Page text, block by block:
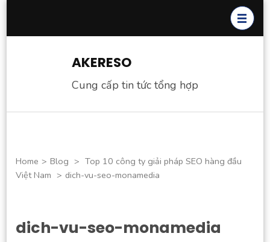
AKERESO
Cung cấp tin tức tổng hợp
Home > Blog > Top 10 công ty giải pháp SEO hàng đầu
Việt Nam > dich-vu-seo-monamedia
dich-vu-seo-monamedia